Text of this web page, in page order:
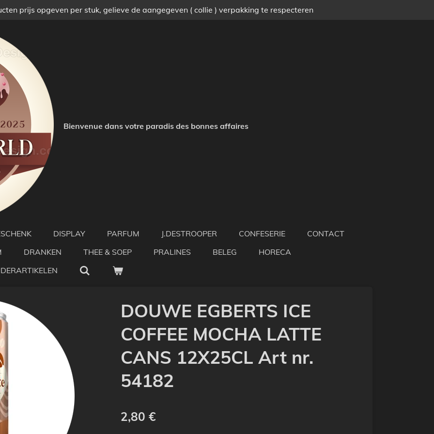
prijs opgeven per stuk, gelieve de aangegeven ( collie ) verpakking te respecteren
Bienvenue dans votre paradis des bonnes affaires
DISPLAY PARFUM J.DESTROOPER CONFESERIE
CONTACT
DRANKEN THEE & SOEP PRALINES BELEG
HORECA
DOUWE EGBERTS ICE
COFFEE MOCHA LATTE
CANS 12X25CL Art nr.
54182
2,80 €